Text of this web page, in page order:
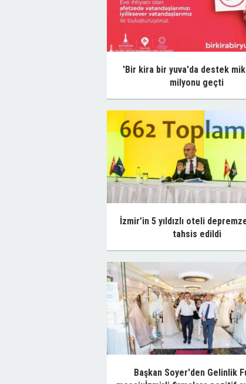
'Bir kira bir yuva'da destek
milyonu geçti
İzmir’in 5 yıldızlı oteli
tahsis edildi
Başkan Soyer'den Gelinlik